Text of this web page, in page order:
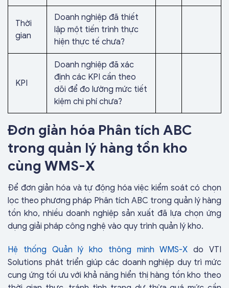
Thời
gian
Doanh nghiệp đã thiết
lập một tiến trình thực
hiện thực tế chưa?
KPI
Doanh nghiệp đã xác
định các KPI cần theo
dõi để đo lường mức tiết
kiệm chi phí chưa?
Đơn giản hóa Phân tích ABC
trong quản lý hàng tồn kho
cùng WMS-X
Để đơn giản hóa và tự động hóa việc kiểm soát có chọn
lọc theo phương pháp Phân tích ABC trong quản lý hàng
tồn kho, nhiều doanh nghiệp sản xuất đã lựa chọn ứng
dụng giải pháp công nghệ vào quy trình quản lý kho.
Hệ thống Quản lý kho thông minh WMS-X do VTI
Solutions phát triển giúp các doanh nghiệp duy trì mức
cung ứng tối ưu với khả năng hiển thị hàng tồn kho theo